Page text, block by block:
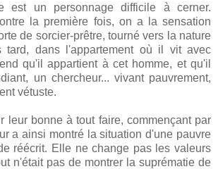
est un personnage difficile à cerner.
la première fois, on a la sensation
de sorcier-prêtre, tourné vers la nature
tard, dans l'appartement où il vit avec
qu'il appartient à cet homme, et qu'il
un chercheur... vivant pauvrement,
vétuste.
leur bonne à tout faire, commençant par
a ainsi montré la situation d'une pauvre
réécrit. Elle ne change pas les valeurs
n'était pas de montrer la suprématie de